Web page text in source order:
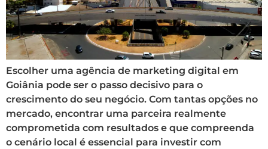
Escolher uma agência de marketing digital em
Goiânia pode ser o passo decisivo para o
crescimento do seu negócio. Com tantas opções no
mercado, encontrar uma parceira realmente
comprometida com resultados e que compreenda
o cenário local é essencial para investir com